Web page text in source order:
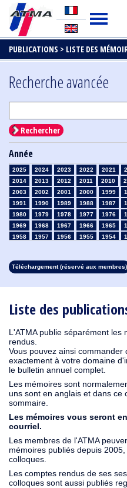
PUBLICATIONS > LISTE DES
Liste des
L'ATMA publie séparément les
rendus.
Vous pouvez ainsi
exactement à votre domaine
le bulletin annuel complet.
Les mémoires sont
uns sont en anglais et dans ce
sommaire.
Les mémoires vous seront
courriel.
Les membres de l'ATMA
mémoires publiés depuis
colloques.
Les comptes rendus de ses
colloques sont aussi publiés
Recherche avancée
Rechercher
Année
2025 2024 2023 2022 2021
2014
2013 2012 2011 2010
2003
2002 2001 2000 1999
1991
1990 1989 1988 1987
1980
1979 1978 1977 1976
1969
1968 1967 1966 1965
1958
1957 1956 1955 1954
1913
1912 1911 1910 1909
Téléchargement (réservé aux membres)